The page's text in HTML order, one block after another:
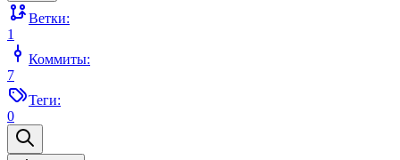
Ветки:
1
Коммиты:
7
Теги:
0